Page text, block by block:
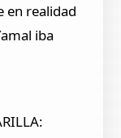
en realidad
iba